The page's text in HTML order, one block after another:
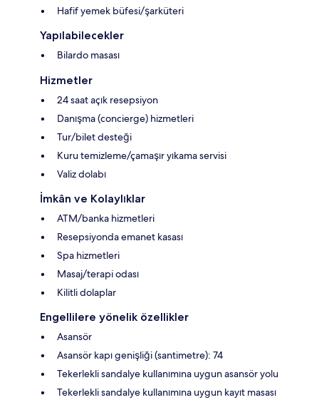
Hafif yemek büfesi/şarküteri
Yapılabilecekler
Bilardo masası
Hizmetler
24 saat açık resepsiyon
Danışma (concierge) hizmetleri
Tur/bilet desteği
Kuru temizleme/çamaşır yıkama servisi
Valiz dolabı
İmkân ve Kolaylıklar
ATM/banka hizmetleri
Resepsiyonda emanet kasası
Spa hizmetleri
Masaj/terapi odası
Kilitli dolaplar
Engellilere yönelik özellikler
Asansör
Asansör kapı genişliği (santimetre): 74
Tekerlekli sandalye kullanımına uygun asansör yolu
Tekerlekli sandalye kullanımına uygun kayıt masası